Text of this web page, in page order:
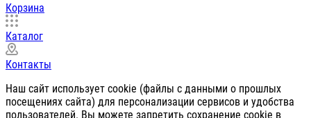
Корзина
Каталог
Контакты
Наш сайт использует cookie (файлы с данными о прошлых
посещениях сайта) для персонализации сервисов и удобства
пользователей. Вы можете запретить сохранение cookie в